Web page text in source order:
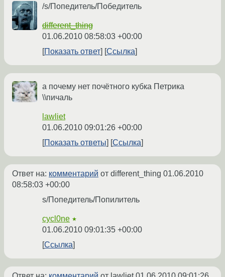
/s/Попедитель/Победитель
different_thing
01.06.2010 08:58:03 +00:00
Показать ответ
Ссылка
а почему нет почётного кубка Петрика
\\пичаль
lawliet
01.06.2010 09:01:26 +00:00
Показать ответы
Ссылка
Ответ на: комментарий от different_thing 01.06.2010
08:58:03 +00:00
s/Попедитель/Попилитель
cycl0ne ★
01.06.2010 09:01:35 +00:00
Ссылка